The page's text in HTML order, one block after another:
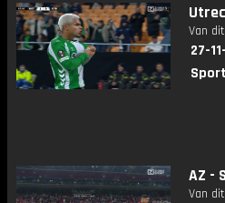
Van
27-
AZ -
Van